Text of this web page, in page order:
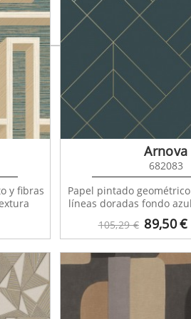
y fibras
105,29 € 89,50€
Arnova
682083
Papel pintado
líneas doradas fondo